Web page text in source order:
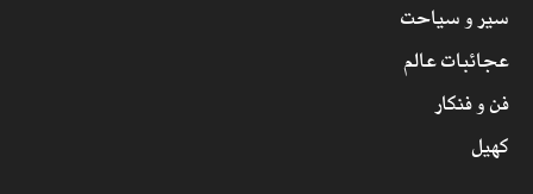
سیر و سیاحت
عجائبات عالم
فن و فنکار
کھیل